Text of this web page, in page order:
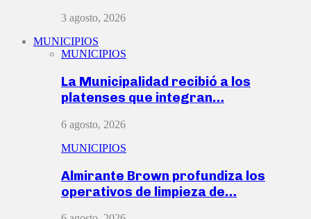
3 agosto, 2026
MUNICIPIOS
MUNICIPIOS
La Municipalidad recibió a los
platenses que integran…
6 agosto, 2026
MUNICIPIOS
Almirante Brown profundiza los
operativos de limpieza de…